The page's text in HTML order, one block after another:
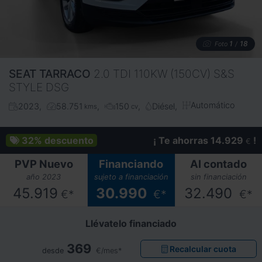
Foto 1 / 18
SEAT TARRACO 2.0 TDI 110KW (150CV) S&S
STYLE DSG
2023 58.751 kms 150 cv Diésel Automático
32% descuento ¡ Te ahorras 14.929 € !
PVP Nuevo
año 2023
45.919 €*
Financiando
sujeto a financiación
30.990 €*
Al contado
sin financiación
32.490 €*
Llévatelo financiado
desde 369 €/mes* Recalcular cuota